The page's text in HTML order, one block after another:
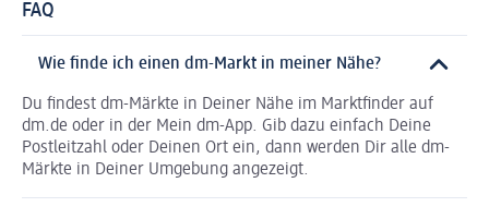
FAQ
Wie finde ich einen dm-Markt in meiner Nähe?
Du findest dm-Märkte in Deiner Nähe im Marktfinder auf
dm.de oder in der Mein dm-App. Gib dazu einfach Deine
Postleitzahl oder Deinen Ort ein, dann werden Dir alle dm-
Märkte in Deiner Umgebung angezeigt.